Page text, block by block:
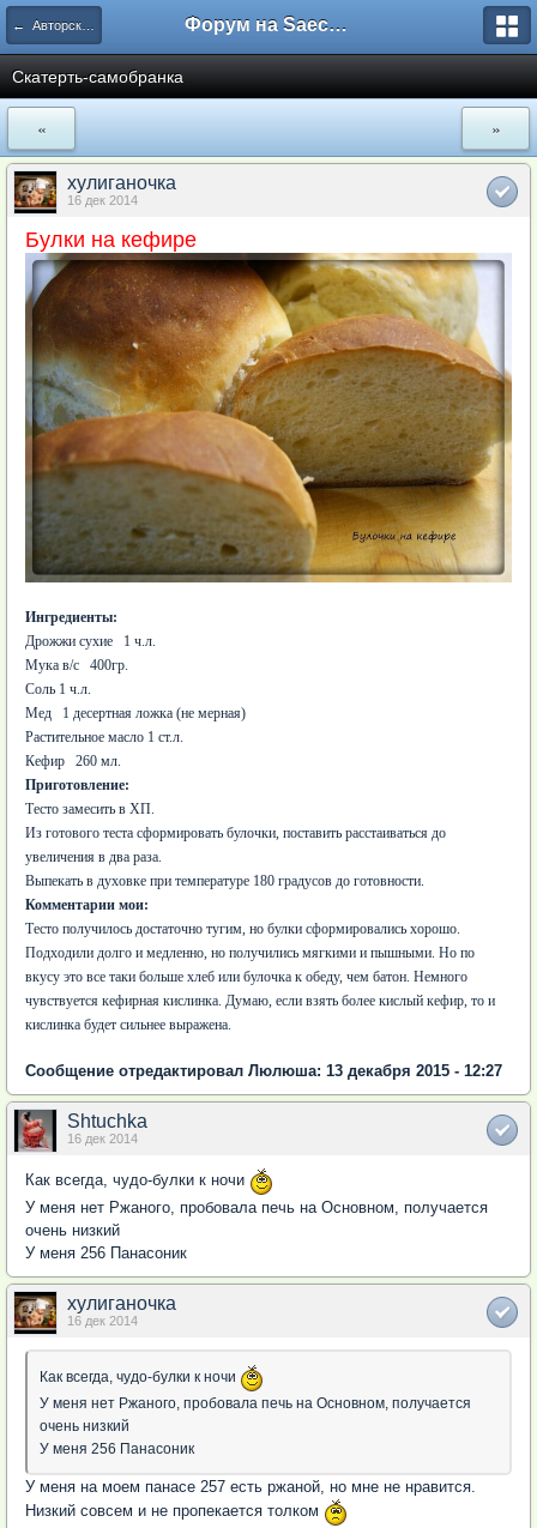
← Авторские рецепты Форум на Saechka.Ru - энциклопедия домашнего уюта
Скатерть-самобранка
« »
хулиганочка
16 дек 2014
Булки на кефире
Ингредиенты:
Дрожжи сухие 1 ч.л.
Мука в/с 400гр.
Соль 1 ч.л.
Мед 1 десертная ложка (не мерная)
Растительное масло 1 ст.л.
Кефир 260 мл.
Приготовление:
Тесто замесить в ХП.
Из готового теста сформировать булочки, поставить расстаиваться до
увеличения в два раза.
Выпекать в духовке при температуре 180 градусов до готовности.
Комментарии мои:
Тесто получилось достаточно тугим, но булки сформировались хорошо.
Подходили долго и медленно, но получились мягкими и пышными. Но по
вкусу это все таки больше хлеб или булочка к обеду, чем батон. Немного
чувствуется кефирная кислинка. Думаю, если взять более кислый кефир, то и
кислинка будет сильнее выражена.
Сообщение отредактировал Люлюша: 13 декабря 2015 - 12:27
Shtuchka
16 дек 2014
Как всегда, чудо-булки к ночи
У меня нет Ржаного, пробовала печь на Основном, получается
очень низкий
У меня 256 Панасоник
хулиганочка
16 дек 2014
Как всегда, чудо-булки к ночи
У меня нет Ржаного, пробовала печь на Основном, получается
очень низкий
У меня 256 Панасоник
У меня на моем панасе 257 есть ржаной, но мне не нравится.
Низкий совсем и не пропекается толком